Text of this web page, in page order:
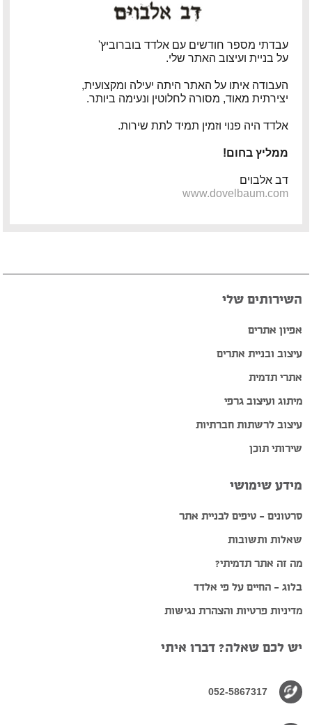
אביהו מדינה – מוזיקאי ויוצר
יענקל'ה רוטבליט – איש כותב
אבי בללי – מוזיקאי ויוצר
פיטר רוט – מוזיקאי ויוצר
דודי לוי – מוזיקאי, גיטריסט ויוצר
הצג עוד המלצות >>
עבדתי מספר חודשים עם אלדד בוברוביץ'
על בניית ועיצוב האתר שלי.
העבודה איתו על האתר היתה יעילה ומקצועית,
יצירתית מאוד, מסורה לחלוטין ונעימה ביותר.
אלדד היה פנוי וזמין תמיד לתת שירות.
ממליץ בחום!
דב אלבוים
www.dovelbaum.com
השירותים שלי
אפיון אתרים
עיצוב ובניית אתרים
אתרי תדמית
מיתוג ועיצוב גרפי
עיצוב לרשתות חברתיות
שירותי תוכן
מידע שימושי
סרטונים – טיפים לבניית אתר
שאלות ותשובות
מה זה אתר תדמיתי?
בלוג – החיים על פי אלדד
מדיניות פרטיות והצהרת נגישות
יש לכם שאלה? דברו איתי
052-5867317